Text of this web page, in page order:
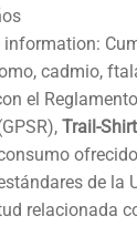
information:
cadmio,
el
Trail-
de la
relacionada